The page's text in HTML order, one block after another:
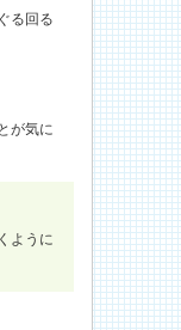
る回る
が気に
ように